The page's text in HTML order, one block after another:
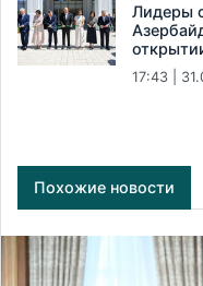
Лидеры
17:43 |
Похожие новости